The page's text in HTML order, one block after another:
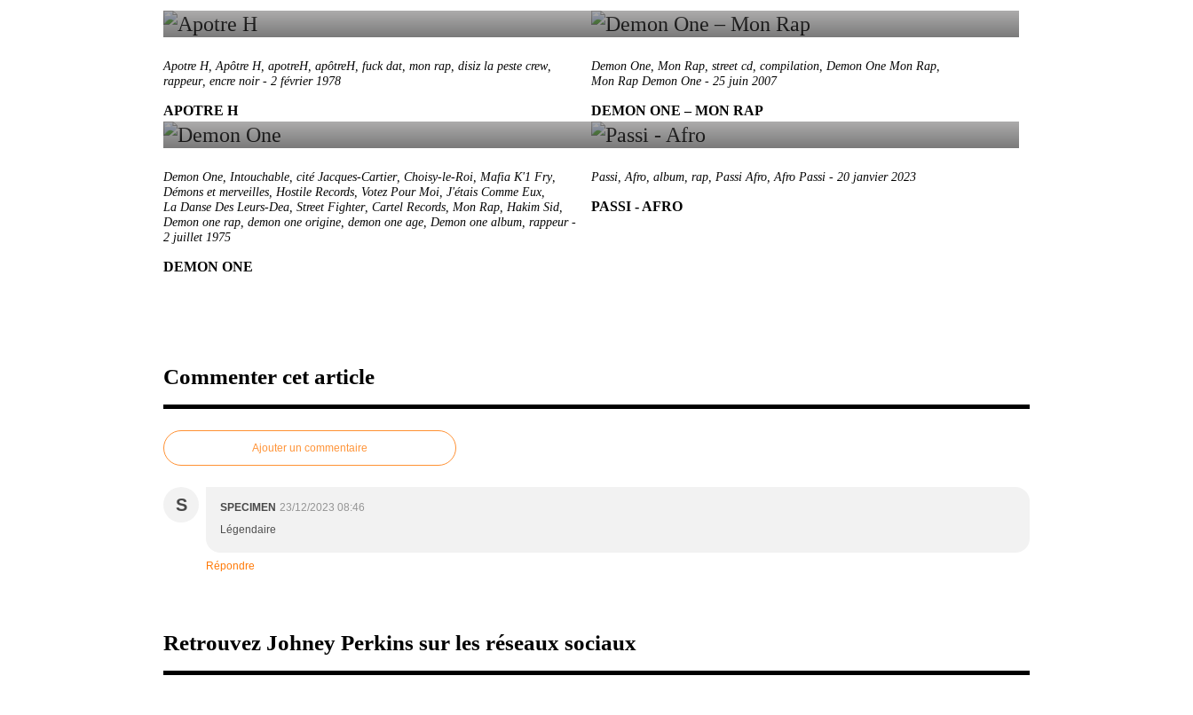
Apotre H,Apôtre H, apotreH, apôtreH, fuck dat, mon rap, disiz la peste crew,
rappeur, encre noir- 2 février 1978
APOTRE H
Demon One, Mon Rap, street cd, compilation, Demon One Mon Rap,
Mon Rap Demon One - 25 juin 2007
DEMON ONE – MON RAP
Demon One, Intouchable, cité Jacques-Cartier, Choisy-le-Roi, Mafia K'1 Fry,
Démons et merveilles, Hostile Records, Votez Pour Moi, J'étais Comme Eux,
La Danse Des Leurs-Dea, Street Fighter, Cartel Records, Mon Rap, Hakim Sid,
Demon one rap, demon one origine, demon one age, Demon one album, rappeur-
2 juillet 1975
DEMON ONE
Passi,Afro, album, rap, Passi Afro,Afro Passi - 20 janvier 2023
PASSI - AFRO
Commenter cet article
Ajouter un commentaire
S SPECIMEN 23/12/2023 08:46
Légendaire
Répondre
Retrouvez Johney Perkins sur les réseaux sociaux